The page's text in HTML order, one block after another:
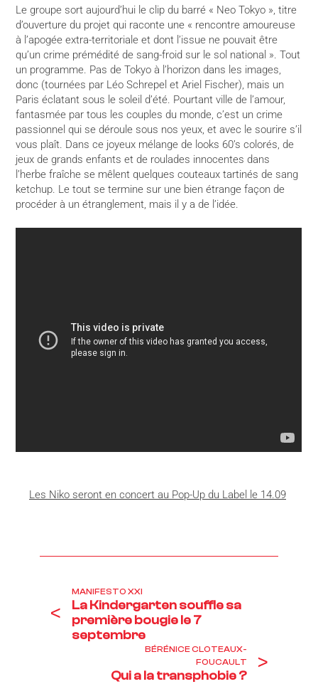
Le groupe sort aujourd’hui le clip du barré « Neo Tokyo », titre
d’ouverture du projet qui raconte une « rencontre amoureuse
à l’apogée extra-territoriale et dont l’issue ne pouvait être
qu’un crime prémédité de sang-froid sur le sol national ». Tout
un programme. Pas de Tokyo à l’horizon dans les images,
donc (tournées par Léo Schrepel et Ariel Fischer), mais un
Paris éclatant sous le soleil d’été. Pourtant ville de l’amour,
fantasmée par tous les couples du monde, c’est un crime
passionnel qui se déroule sous nos yeux, et avec le sourire s’il
vous plaît. Dans ce joyeux mélange de looks 60’s colorés, de
jeux de grands enfants et de roulades innocentes dans
l’herbe fraîche se mêlent quelques couteaux tartinés de sang
ketchup. Le tout se termine sur une bien étrange façon de
procéder à un étranglement, mais il y a de l’idée.
Les Niko seront en concert au Pop-Up du Label le 14.09
<
MANIFESTO XXI
La Kindergarten souffle sa
première bougie le 7
septembre
BÉRÉNICE CLOTEAUX-
FOUCAULT
Qui a la transphobie ? >